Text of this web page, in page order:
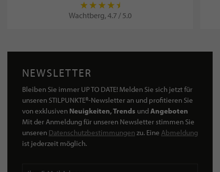
Wachtberg, 4.7 / 5.0
NEWSLETTER
Bleiben Sie immer UP TO DATE! Melden Sie sich jetzt für
unseren STILPUNKTE®-Newsletter an und profitieren Sie
von exklusiven Neuigkeiten, Trends undAngeboten
Mit der Anmeldung für unseren Newsletter stimmen Sie
unseren Datenschutzbestimmungen zu. Eine Abmeldung
ist jederzeit möglich.